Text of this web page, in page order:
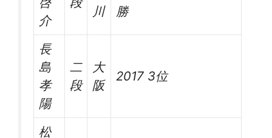
介
川
勝
長
島
孝
陽
二
段
大
阪
2017 3位
松